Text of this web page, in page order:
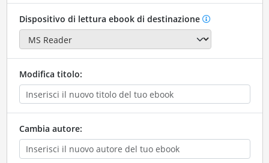
Dispositivo di lettura ebook di destinazione
Modifica titolo:
Cambia autore: